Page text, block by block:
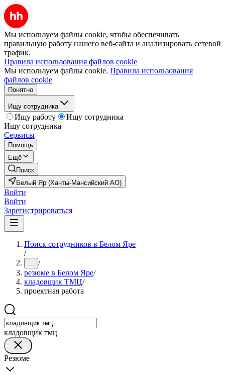
Мы используем файлы cookie, чтобы обеспечивать
правильную работу нашего веб-сайта и анализировать сетевой
трафик.
Правила использования файлов cookie
Мы используем файлы cookie. Правила использования
файлов cookie
Понятно
Ищу сотрудника
Ищу работу
Ищу сотрудника
Ищу сотрудника
Сервисы
Помощь
Ещё
Поиск
Белый Яр (Ханты-Мансийский АО)
Войти
Войти
Зарегистрироваться
Поиск сотрудников в Белом Яре
/
... /
резюме в Белом Яре/
кладовщик ТМЦ/
проектная работа
кладовщик тмц
Резюме